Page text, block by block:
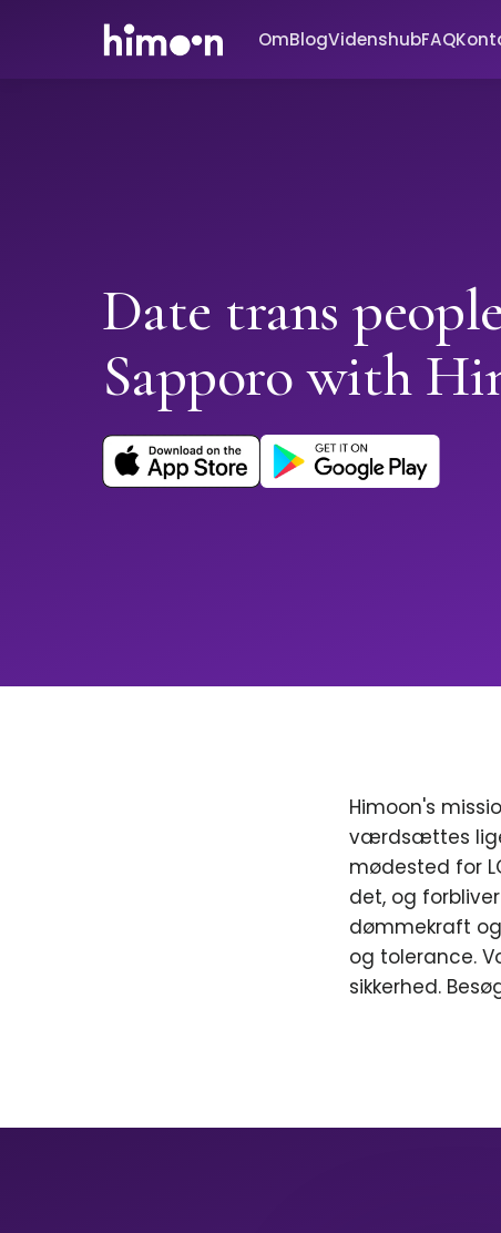
OmBlogVidenshubFAQ
Date trans
Sapporo with
Himoon's
værdsættes lige
mødested for
det, og
dømmekraft
og tolerance.
sikkerhed.